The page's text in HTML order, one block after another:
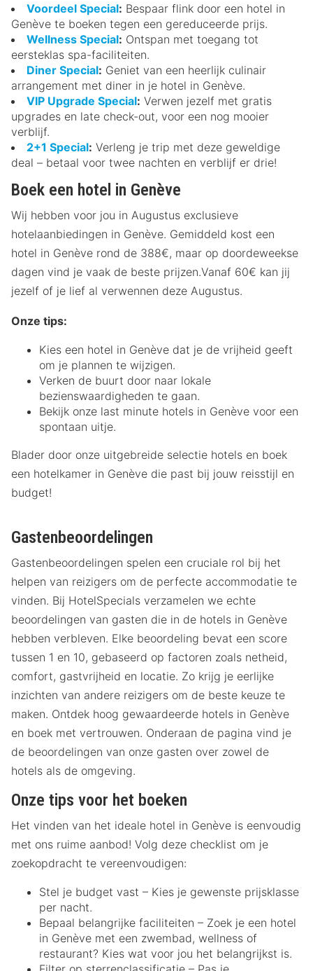
Voordeel Special: Bespaar flink door een hotel in
Genève te boeken tegen een gereduceerde prijs.
Wellness Special: Ontspan met toegang tot
eersteklas spa-faciliteiten.
Diner Special: Geniet van een heerlijk culinair
arrangement met diner in je hotel in Genève.
VIP Upgrade Special: Verwen jezelf met gratis
upgrades en late check-out, voor een nog mooier
verblijf.
2+1 Special: Verleng je trip met deze geweldige
deal – betaal voor twee nachten en verblijf er drie!
Boek een hotel in Genève
Wij hebben voor jou in Augustus exclusieve
hotelaanbiedingen in Genève. Gemiddeld kost een
hotel in Genève rond de 388€, maar op doordeweekse
dagen vind je vaak de beste prijzen.Vanaf 60€ kan jij
jezelf of je lief al verwennen deze Augustus.
Onze tips:
Kies een hotel in Genève dat je de vrijheid geeft
om je plannen te wijzigen.
Verken de buurt door naar lokale
bezienswaardigheden te gaan.
Bekijk onze last minute hotels in Genève voor een
spontaan uitje.
Blader door onze uitgebreide selectie hotels en boek
een hotelkamer in Genève die past bij jouw reisstijl en
budget!
Gastenbeoordelingen
Gastenbeoordelingen spelen een cruciale rol bij het
helpen van reizigers om de perfecte accommodatie te
vinden. Bij HotelSpecials verzamelen we echte
beoordelingen van gasten die in de hotels in Genève
hebben verbleven. Elke beoordeling bevat een score
tussen 1 en 10, gebaseerd op factoren zoals netheid,
comfort, gastvrijheid en locatie. Zo krijg je eerlijke
inzichten van andere reizigers om de beste keuze te
maken. Ontdek hoog gewaardeerde hotels in Genève
en boek met vertrouwen. Onderaan de pagina vind je
de beoordelingen van onze gasten over zowel de
hotels als de omgeving.
Onze tips voor het boeken
Het vinden van het ideale hotel in Genève is eenvoudig
met ons ruime aanbod! Volg deze checklist om je
zoekopdracht te vereenvoudigen:
Stel je budget vast – Kies je gewenste prijsklasse
per nacht.
Bepaal belangrijke faciliteiten – Zoek je een hotel
in Genève met een zwembad, wellness of
restaurant? Kies wat voor jou het belangrijkst is.